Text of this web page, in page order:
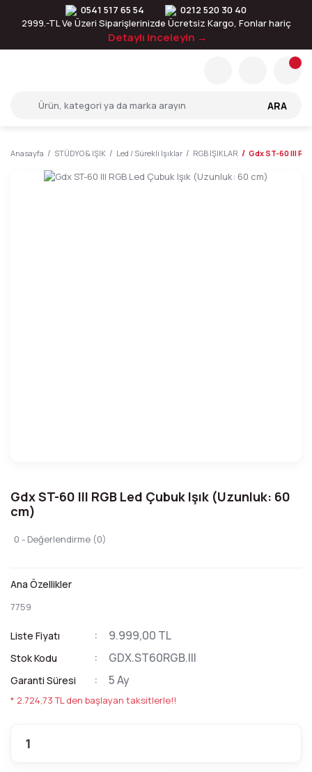
0541 517 65 54
0212 520 30 40
2999.-TL Ve Üzeri Siparişlerinizde Ücretsiz Kargo, Fonlar hariç
Detaylı inceleyin →
ARA
Anasayfa STÜDYO & IŞIK Led / Sürekli Işıklar RGB IŞIKLAR Gdx ST-60 III
Gdx ST-60 III RGB Led Çubuk Işık (Uzunluk: 60
cm)
0 - Değerlendirme (0)
Ana Özellikler
7759
Liste Fiyatı 9.999,00 TL
Stok Kodu GDX.ST60RGB.III
Garanti Süresi 5 Ay
* 2.724,73 TL den başlayan taksitlerle!!